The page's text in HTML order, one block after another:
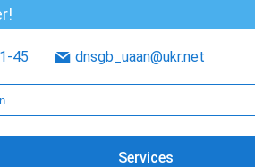
45 dnsgb_uaan@ukr.net
Services